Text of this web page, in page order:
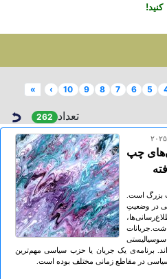
کنید!
5
6
7
8
9
10
›
»
تعداد 262
چپ
بزرگ‌ است.
در وضعیتِ
برنامه‌ی یک جریان یا حزب سیاسی مهم‌ترین
در مقاطع زمانی مختلف بوده است.